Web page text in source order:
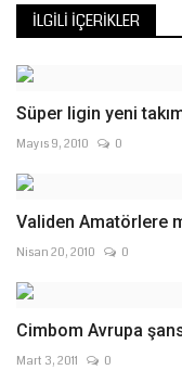
İLGILI İÇERIKLER
Süper ligin yeni
Mayıs 9, 2010 0
Validen Amatörlere
Nisan 20, 2010 0
Cimbom Avrupa
Mart 3, 2011 0